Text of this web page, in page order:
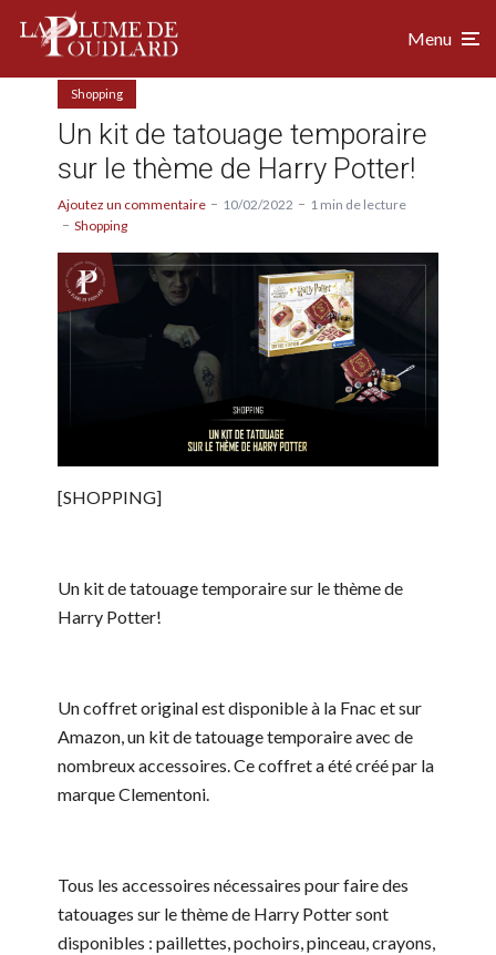
Menu
Shopping
Un kit de tatouage temporaire
sur le thème de Harry Potter!
Ajoutez un commentaire 10/02/2022
1 min de lecture
Shopping
[SHOPPING]
Un kit de tatouage temporaire sur le thème de
Harry Potter!
Un coffret original est disponible à la Fnac et sur
Amazon, un kit de tatouage temporaire avec de
nombreux accessoires. Ce coffret a été créé par la
marque Clementoni.
Tous les accessoires nécessaires pour faire des
tatouages sur le thème de Harry Potter sont
disponibles : paillettes, pochoirs, pinceau, crayons,